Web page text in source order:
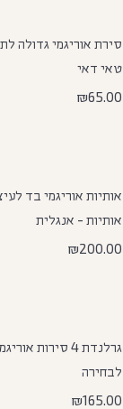
סירת אוריגמי גדולה
טאי דאי
₪65.00
אותיות אוריגמי בד
אותיות - אנגלית
₪200.00
גרלנדת 4
לבחירה
₪165.00